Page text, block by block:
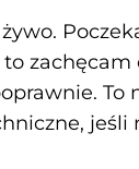
to zachęcam
To
jeśli